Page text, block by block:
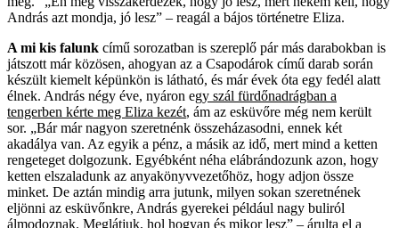
András azt mondja, jó lesz” – reagál a bájos történetre Eliza.
A mi kis falunk című sorozatban is szereplő pár más darabokban is
játszott már közösen, ahogyan az a Csapodárok című darab során
készült kiemelt képünkön is látható, és már évek óta egy fedél alatt
élnek. András négy éve, nyáron egy szál fürdőnadrágban a
tengerben kérte meg Eliza kezét, ám az esküvőre még nem került
sor. „Bár már nagyon szeretnénk összeházasodni, ennek két
akadálya van. Az egyik a pénz, a másik az idő, mert mind a ketten
rengeteget dolgozunk. Egyébként néha elábrándozunk azon, hogy
ketten elszaladunk az anyakönyvvezetőhöz, hogy adjon össze
minket. De aztán mindig arra jutunk, milyen sokan szeretnének
eljönni az esküvőnkre, András gyerekei például nagy buliról
álmodoznak. Meglátjuk, hol hogyan és mikor lesz” – árulta el a